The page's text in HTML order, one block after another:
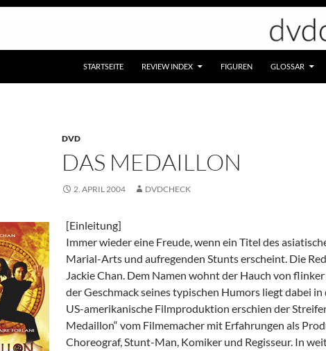
STARTSEITE REVIEW INDEX FIGUREN GLOSSAR
DVD
DAS MEDAILLON
2. APRIL 2004 DVDCHECK
[Einleitung]
Immer wieder eine Freude, wenn ein Titel des
Marial-Arts und aufregenden Stunts erscheint. Die
Jackie Chan. Dem Namen wohnt der Hauch von
der Geschmack seines typischen Humors liegt dabei in
US-amerikanische Filmproduktion erschien der
Medaillon“ vom Filmemacher mit Erfahrungen als
Choreograf, Stunt-Man, Komiker und Regisseur. In